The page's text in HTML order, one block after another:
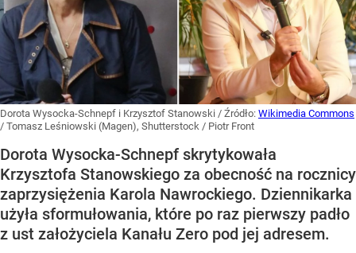
Dorota Wysocka-Schnepf i Krzysztof Stanowski / Źródło: Wikimedia Commons
/ Tomasz Leśniowski (Magen), Shutterstock / Piotr Front
Dorota Wysocka-Schnepf skrytykowała
Krzysztofa Stanowskiego za obecność na rocznicy
zaprzysiężenia Karola Nawrockiego. Dziennikarka
użyła sformułowania, które po raz pierwszy padło
z ust założyciela Kanału Zero pod jej adresem.